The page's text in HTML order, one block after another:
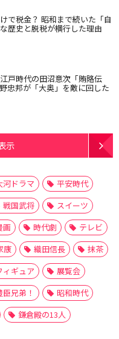
で税金？ 昭和まで続いた「自
歴史と脱税が横行した理由
戸時代の田沼意次「賄賂伝
忠邦が「大奥」を敵に回した
示
河ドラマ
平安時代
戦国武将
スイーツ
画 時代劇
テレビ
康 織田信長
抹茶
ィギュア
展覧会
臣兄弟！
昭和時代
鎌倉殿の13人